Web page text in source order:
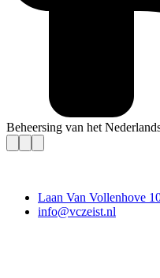
Beheersing van het
Laan Van Vollenhove
info@vczeist.nl